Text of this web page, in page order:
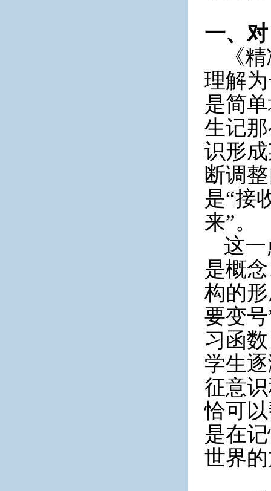
一、
《
理解
是简
生记
识形
断调
是“接
来”。
这
是概
构的
要变
习函
学生
征意
恰可
是在
世界